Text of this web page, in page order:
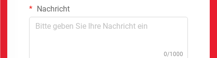
Nachricht
0/1000